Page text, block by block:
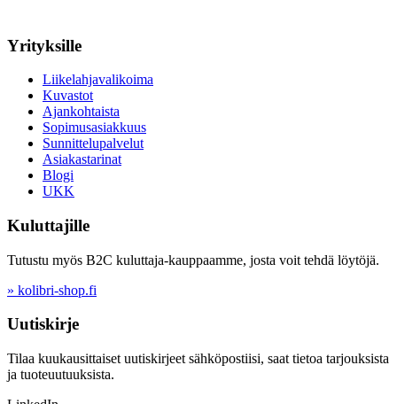
Yrityksille
Liikelahjavalikoima
Kuvastot
Ajankohtaista
Sopimusasiakkuus
Sunnittelupalvelut
Asiakastarinat
Blogi
UKK
Kuluttajille
Tutustu myös B2C kuluttaja-kauppaamme, josta voit tehdä löytöjä.
» kolibri-shop.fi
Uutiskirje
Tilaa kuukausittaiset uutiskirjeet sähköpostiisi, saat tietoa tarjouksista
ja tuoteuutuuksista.